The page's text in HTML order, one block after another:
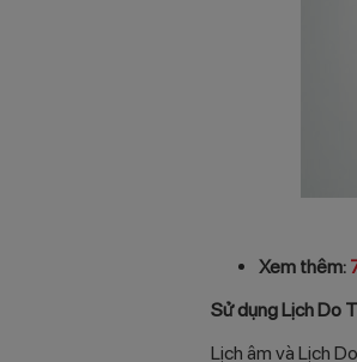
Xem thêm:
Sử dụng Lịch Do
Lịch âm và Lịch